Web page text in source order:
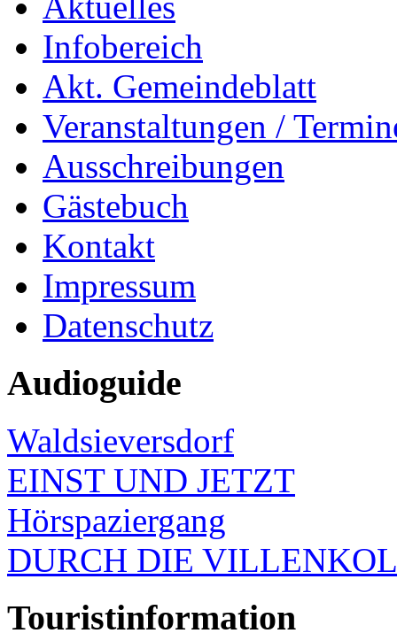
Infobereich
Akt. Gemeindeblatt
Veranstaltungen /
Ausschreibungen
Gästebuch
Kontakt
Impressum
Datenschutz
Audioguide
Waldsieversdorf
EINST UND JETZT
Hörspaziergang
DURCH DIE
Touristinformation